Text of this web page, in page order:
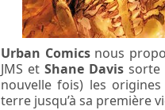
Urban Comics nous
JMS etShane Davissorte
nouvelle fois) les
terre jusqu’à sa première